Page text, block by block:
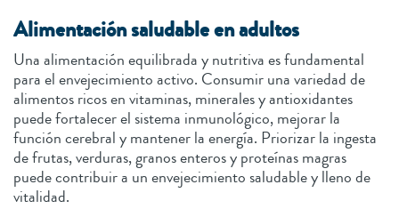
Alimentación saludable en adultos
Una alimentación equilibrada y nutritiva es fundamental
para el envejecimiento activo. Consumir una variedad de
alimentos ricos en vitaminas, minerales y antioxidantes
puede fortalecer el sistema inmunológico, mejorar la
función cerebral y mantener la energía. Priorizar la ingesta
de frutas, verduras, granos enteros y proteínas magras
puede contribuir a un envejecimiento saludable y lleno de
vitalidad.